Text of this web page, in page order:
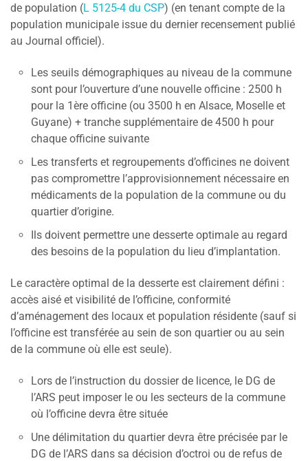
de population (L 5125-4 du CSP) (en tenant compte de la
population municipale issue du dernier recensement publié
au Journal officiel).
Les seuils démographiques au niveau de la commune
sont pour l’ouverture d’une nouvelle officine : 2500 h
pour la 1ère officine (ou 3500 h en Alsace, Moselle et
Guyane) + tranche supplémentaire de 4500 h pour
chaque officine suivante
Les transferts et regroupements d’officines ne doivent
pas compromettre l’approvisionnement nécessaire en
médicaments de la population de la commune ou du
quartier d’origine.
Ils doivent permettre une desserte optimale au regard
des besoins de la population du lieu d’implantation.
Le caractère optimal de la desserte est clairement défini :
accès aisé et visibilité de l’officine, conformité
d’aménagement des locaux et population résidente (sauf si
l’officine est transférée au sein de son quartier ou au sein
de la commune où elle est seule).
Lors de l’instruction du dossier de licence, le DG de
l’ARS peut imposer le ou les secteurs de la commune
où l’officine devra être située
Une délimitation du quartier devra être précisée par le
DG de l’ARS dans sa décision d’octroi ou de refus de